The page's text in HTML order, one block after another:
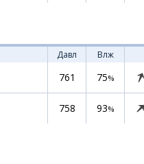
Давл Влж
761 75%
758 93%